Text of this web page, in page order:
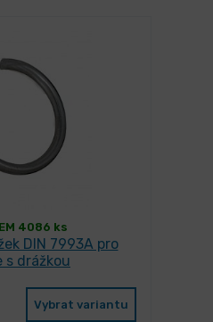
4086 ks
DIN 7993A pro
s drážkou
Vybrat variantu